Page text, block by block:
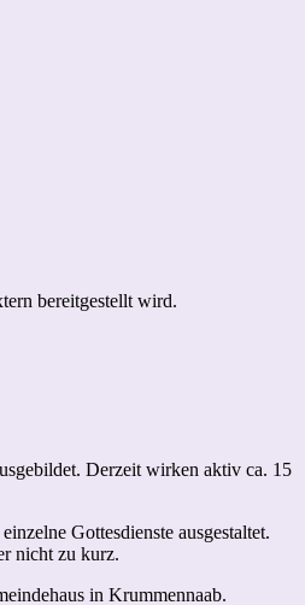
bereitgestellt wird.
Derzeit wirken aktiv ca. 15
Gottesdienste ausgestaltet.
nicht zu kurz.
in Krummennaab.